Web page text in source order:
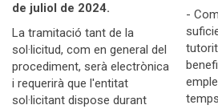
de juliol de 2024.
La tramitació tant de la
sol·licitud, com en general del
procediment, serà electrònica
i requerirà que l'entitat
sol·licitant dispose durant
-